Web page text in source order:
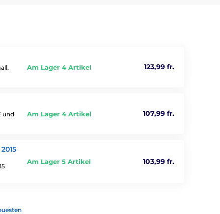
Am Lager 4 Artikel 123,99 fr.
und Am Lager 4 Artikel 107,99 fr.
Am Lager 5 Artikel 103,99 fr.